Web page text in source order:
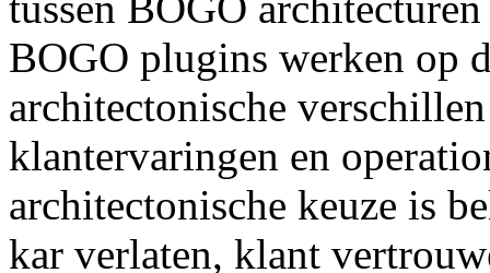
BOGO plugins werken op
architectonische
klantervaringen en
architectonische keuze is
kar verlaten, klant